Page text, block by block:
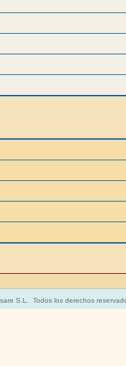
S.L. Todos los derechos